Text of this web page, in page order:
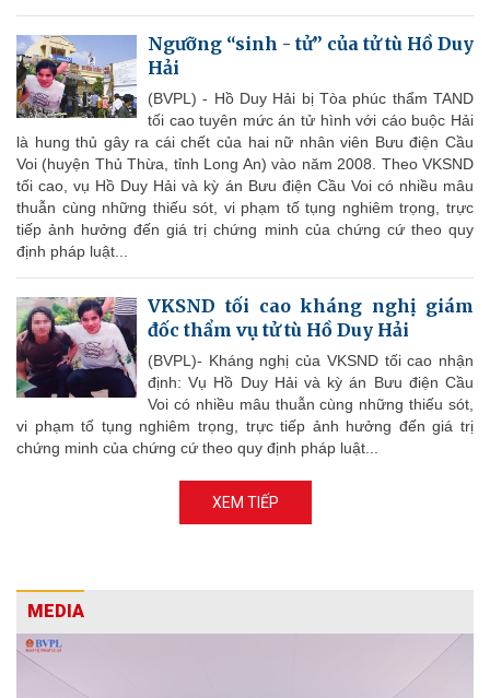
Ngưỡng “sinh - tử” của tử tù Hồ Duy
Hải
(BVPL) - Hồ Duy Hải bị Tòa phúc thẩm TAND
tối cao tuyên mức án tử hình với cáo buộc Hải
là hung thủ gây ra cái chết của hai nữ nhân viên Bưu điện Cầu
Voi (huyện Thủ Thừa, tỉnh Long An) vào năm 2008. Theo VKSND
tối cao, vụ Hồ Duy Hải và kỳ án Bưu điện Cầu Voi có nhiều mâu
thuẫn cùng những thiếu sót, vi phạm tố tụng nghiêm trọng, trực
tiếp ảnh hưởng đến giá trị chứng minh của chứng cứ theo quy
định pháp luật...
VKSND tối cao kháng nghị giám
đốc thẩm vụ tử tù Hồ Duy Hải
(BVPL)- Kháng nghị của VKSND tối cao nhận
định: Vụ Hồ Duy Hải và kỳ án Bưu điện Cầu
Voi có nhiều mâu thuẫn cùng những thiếu sót,
vi phạm tố tụng nghiêm trọng, trực tiếp ảnh hưởng đến giá trị
chứng minh của chứng cứ theo quy định pháp luật...
XEM TIẾP
MEDIA